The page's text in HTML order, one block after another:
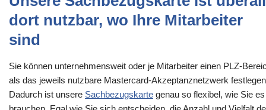
dort nutzbar, wo Ihre Mitarbeiter
sind
Sie können unternehmensweit oder je Mitarbeiter einen PLZ-
als das jeweils nutzbare Mastercard-Akzeptanznetzwerk
Dadurch ist unsere Sachbezugskarte genau so flexibel, wie Sie es